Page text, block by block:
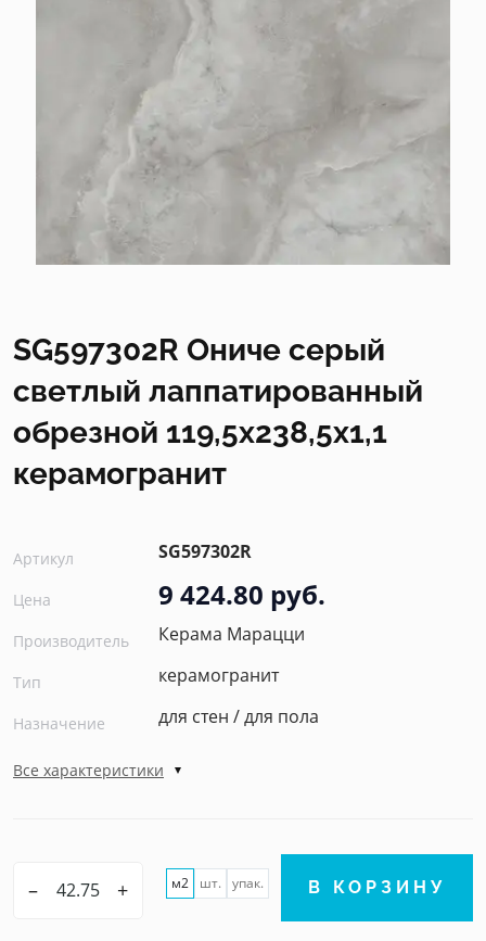
SG597302R Ониче серый
светлый лаппатированный
обрезной 119,5x238,5x1,1
керамогранит
Артикул SG597302R
Цена 9 424.80 руб.
Производитель Керама Марацци
Тип керамогранит
Назначение для стен / для пола
Все характеристики
– + м2 шт. упак. В КОРЗИНУ